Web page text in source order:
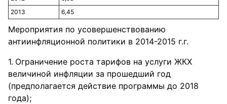
2013
6,45
Мероприятия по усовершенствованию
антиинфляционной политики в 2014-2015 г.г.
Ограничение роста тарифов на услуги ЖКХ
величиной инфляции за прошедший год
(предполагается действие программы до 2018
года);